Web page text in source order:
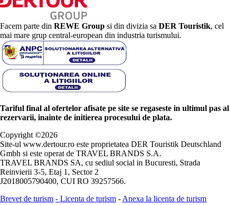
Facem parte din REWE Group si din divizia sa DER Touristik, cel
mai mare grup central-european din industria turismului.
Tariful final al ofertelor afisate pe site se regaseste in ultimul pas al
rezervarii, inainte de initierea procesului de plata.
Copyright ©2026
Site-ul www.dertour.ro este proprietatea DER Touristik Deutschland
Gmbh si este operat de TRAVEL BRANDS S.A.
TRAVEL BRANDS SA, cu sediul social in Bucuresti, Strada
Reinvierii 3-5, Etaj 1, Sector 2
J2018005790400, CUI RO 39257566.
Brevet de turism - Licenta de turism - Anexa la licenta de turism